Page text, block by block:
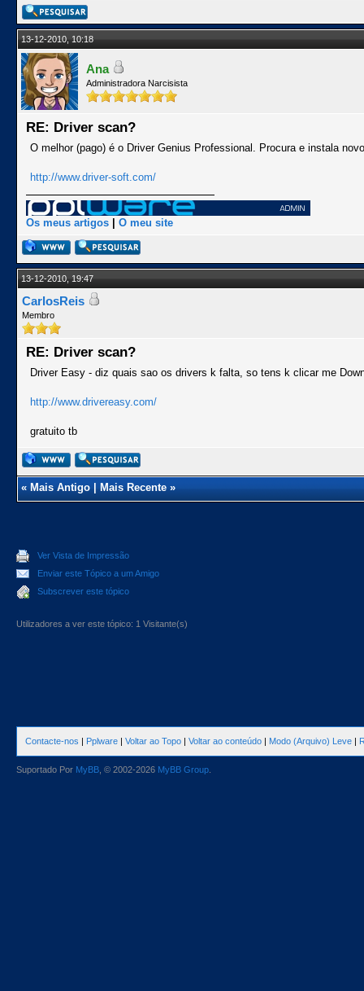
13-12-2010, 10:18
Ana
Administradora Narcisista
RE: Driver scan?
O melhor (pago) é o Driver Genius Professional. Procura e instala
http://www.driver-soft.com/
Os meus artigos O meu site
13-12-2010, 19:47
CarlosReis
Membro
RE: Driver scan?
Driver Easy - diz quais sao os drivers k falta, so tens k clicar me
http://www.drivereasy.com/
gratuito tb
«Mais Antigo|Mais Recente»
Ver Vista de Impressão
Enviar este Tópico a um Amigo
Subscrever este tópico
Utilizadores a ver este tópico: 1 Visitante(s)
Contacte-nos | Pplware | Voltar ao Topo | Voltar ao conteúdo | Modo (Arquivo) Leve |
Suportado Por MyBB , © 2002-2026 MyBB Group